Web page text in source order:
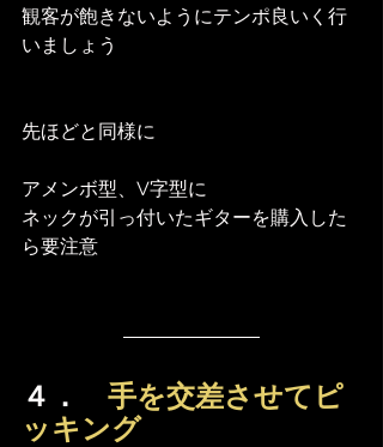
観客が飽きないようにテンポ良いく行
いましょう
先ほどと同様に
アメンボ型、V字型に
ネックが引っ付いたギターを購入した
ら要注意
４． 手を交差させてピ
ッキング